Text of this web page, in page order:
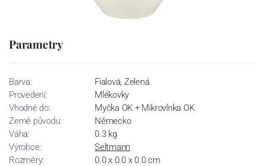
Parametry
Barva:
Fialová, Zelená
Provedení:
Mlékovky
Vhodné do:
Myčka OK + Mikrovlnka OK
Země původu:
Německo
Váha:
0.3 kg
Výrobce:
Seltmann
Rozměry:
0.0 x 0.0 x 0.0 cm